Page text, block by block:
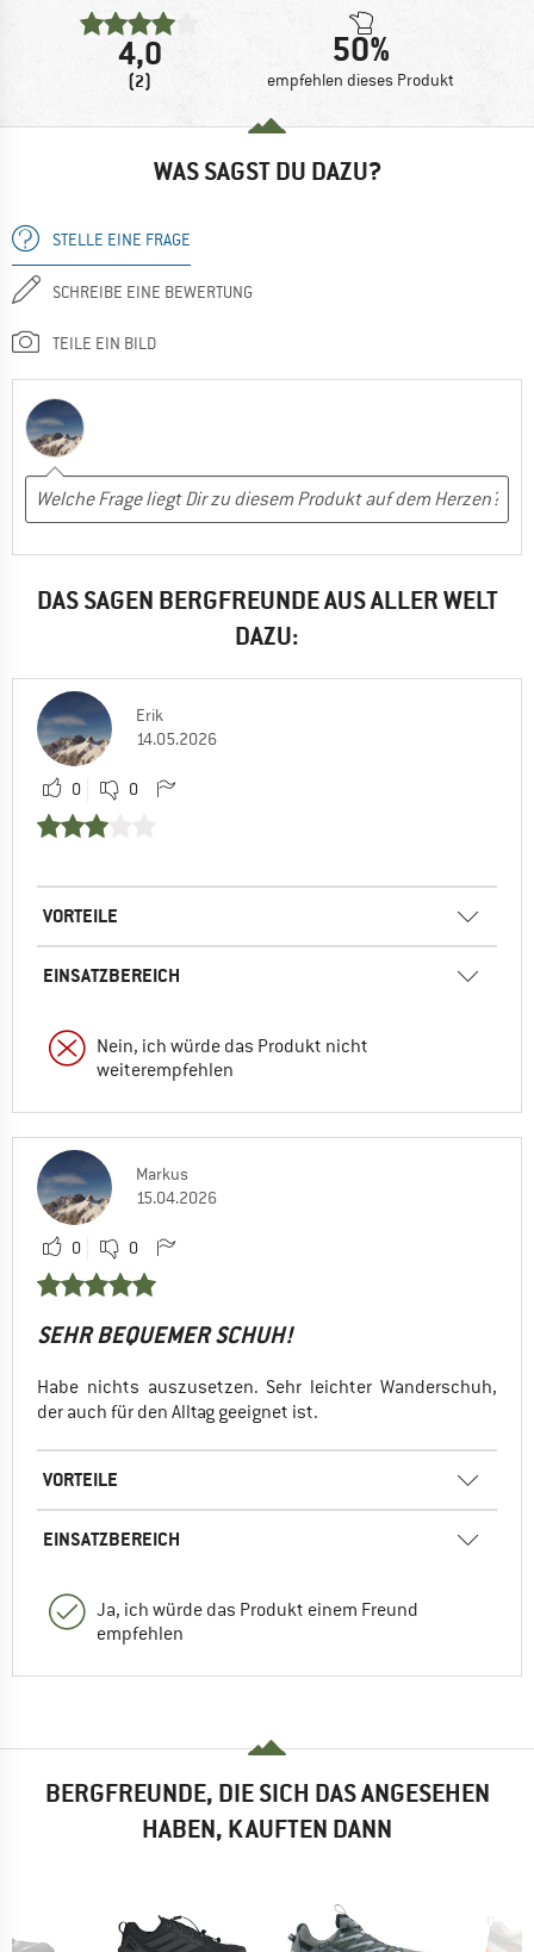
4,0
(2)
50%
empfehlen dieses Produkt
WAS SAGST DU DAZU?
STELLE EINE FRAGE
SCHREIBE EINE BEWERTUNG
TEILE EIN BILD
DAS SAGEN BERGFREUNDE AUS ALLER WELT
DAZU:
Erik
14.05.2026
0 0
VORTEILE
EINSATZBEREICH
Nein, ich würde das Produkt nicht
weiterempfehlen
Markus
15.04.2026
0 0
SEHR BEQUEMER SCHUH!
Habe nichts auszusetzen. Sehr leichter Wanderschuh,
der auch für den Alltag geeignet ist.
VORTEILE
EINSATZBEREICH
Ja, ich würde das Produkt einem Freund
empfehlen
BERGFREUNDE, DIE SICH DAS ANGESEHEN
HABEN, KAUFTEN DANN